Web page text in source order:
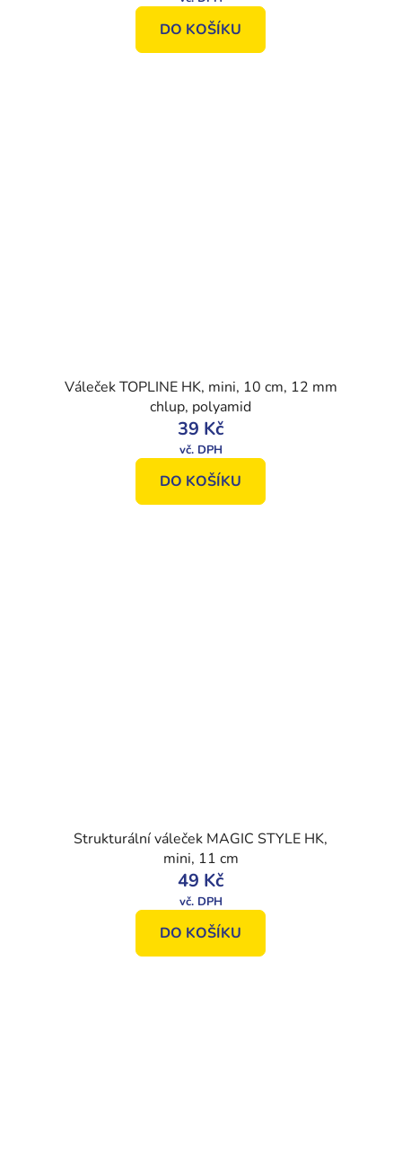
DO KOŠÍKU
Váleček TOPLINE HK, mini, 10 cm, 12 mm
chlup, polyamid
39 Kč
DO KOŠÍKU
Strukturální váleček MAGIC STYLE HK,
mini, 11 cm
49 Kč
DO KOŠÍKU